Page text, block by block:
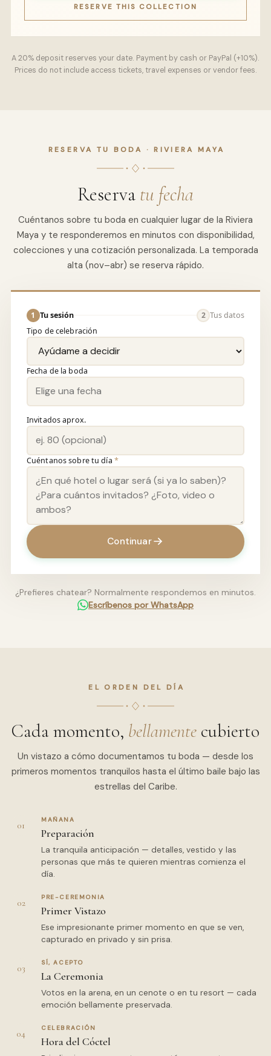
RESERVE THIS COLLECTION
A 20% deposit reserves your date. Payment by cash or PayPal (+10%).
Prices do not include access tickets, travel expenses or vendor fees.
RESERVA TU BODA · RIVIERA MAYA
Reserva tu fecha
Cuéntanos sobre tu boda en cualquier lugar de la Riviera
Maya y te responderemos en minutos con disponibilidad,
colecciones y una cotización personalizada. La temporada
alta (nov–abr) se reserva rápido.
1 Tu sesión 2 Tus datos
Tipo de celebración
Fecha de la boda
Invitados aprox.
Cuéntanos sobre tu día *
Continuar
¿Prefieres chatear? Normalmente respondemos en minutos.
Escríbenos por WhatsApp
EL ORDEN DEL DÍA
Cada momento, bellamente cubierto
Un vistazo a cómo documentamos tu boda — desde los
primeros momentos tranquilos hasta el último baile bajo las
estrellas del Caribe.
01
MAÑANA
Preparación
La tranquila anticipación — detalles, vestido y las
personas que más te quieren mientras comienza el
día.
02
PRE-CEREMONIA
Primer Vistazo
Ese impresionante primer momento en que se ven,
capturado en privado y sin prisa.
03
SÍ, ACEPTO
La Ceremonia
Votos en la arena, en un cenote o en tu resort — cada
emoción bellamente preservada.
04
CELEBRACIÓN
Hora del Cóctel